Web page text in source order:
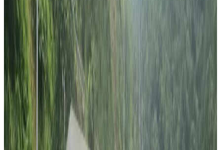
गुरुङलाई अध्यक्षको जिम्मेवारी दिएको हो ।
२५ सदस्यीय कार्यसमितिको दुइ उपाध्यक्षमा भोज गुरुङ र जीवन गुरुङ चुनिनु
भएको छ । त्यस्तै महासचिवमा अर्जुन गुरुङ छानिनु भएको छ भने सचिवको
जिम्मेवारी हेउपति गुरुङले पाउनु भएको छ । कोषाध्यक्षमा डा.समिता गुरुङ
चुनिएका छन् भने सांस्कृतिक संयोजकमा भिमसम्सेर गुरुङ र महिला संयोजकमा
शीला गुरुङ दोहोरिका छन् ।
नवनिर्वाचित कार्यसमितिलाई निवर्तमान अध्यक्ष टंक गुरुङले खादा लगाएर स्वागत
तथा शुभकामना दिएका थिए ।